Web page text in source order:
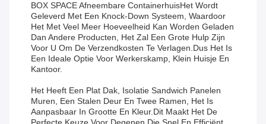
BOX SPACE Afneembare ContainerhuisHet Wordt
Geleverd Met Een Knock-Down Systeem, Waardoor
Het Met Veel Meer Hoeveelheid Kan Worden Geladen
Dan Andere Producten, Het Zal Een Grote Hulp Zijn
Voor U Om De Verzendkosten Te Verlagen.Dus Het Is
Een Ideale Optie Voor Werkerskamp, Klein Huisje En
Kantoor.
Het Heeft Een Plat Dak, Isolatie Sandwich Panelen
Muren, Een Stalen Deur En Twee Ramen, Het Is
Aanpasbaar In Grootte En Kleur.Dit Maakt Het De